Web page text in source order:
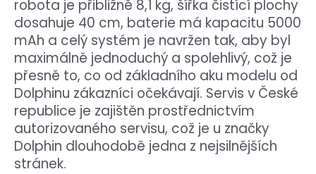
robota je přibližně 8,1 kg, šířka čistící plochy
dosahuje 40 cm, baterie má kapacitu 5000
mAh a celý systém je navržen tak, aby byl
maximálně jednoduchý a spolehlivý, což je
přesně to, co od základního aku modelu od
Dolphinu zákazníci očekávají. Servis v České
republice je zajištěn prostřednictvím
autorizovaného servisu, což je u značky
Dolphin dlouhodobě jedna z nejsilnějších
stránek.